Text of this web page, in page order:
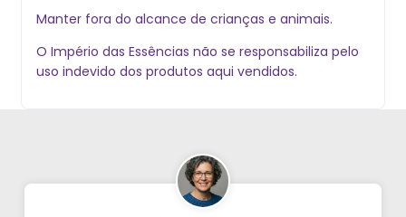
Manter fora do alcance de crianças e animais.
O Império das Essências não se responsabiliza pelo
uso indevido dos produtos aqui vendidos.